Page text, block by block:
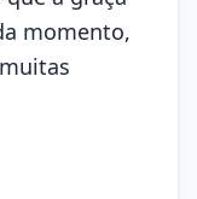
momento,